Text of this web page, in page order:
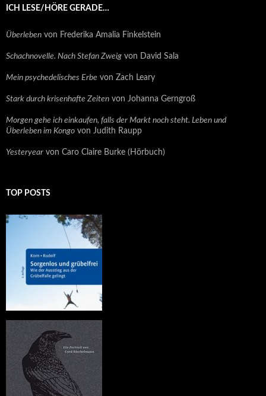
ICH LESE/HÖRE GERADE…
Überleben von Frederika Amalia Finkelstein
Schachnovelle. Nach Stefan Zweig von David Sala
Mein psychedelisches Erbe von Zach Leary
Stark durch krisenhafte Zeiten von Johanna Gerngroß
Morgen gehe ich einkaufen, falls der Markt noch steht. Leben und
Überleben im Kongo von Judith Raupp
Yesteryear von Caro Claire Burke (Hörbuch)
TOP POSTS